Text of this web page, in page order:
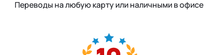
Переводы на любую карту или наличными в офисе